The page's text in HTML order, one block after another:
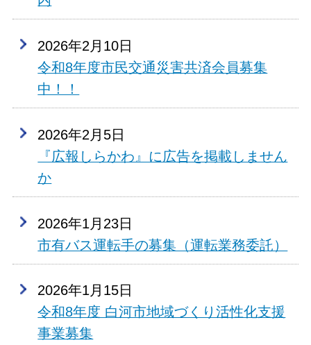
2026年2月10日
令和8年度市民交通災害共済会員募集
中！！
2026年2月5日
『広報しらかわ』に広告を掲載しません
か
2026年1月23日
市有バス運転手の募集（運転業務委託）
2026年1月15日
令和8年度 白河市地域づくり活性化支援
事業募集